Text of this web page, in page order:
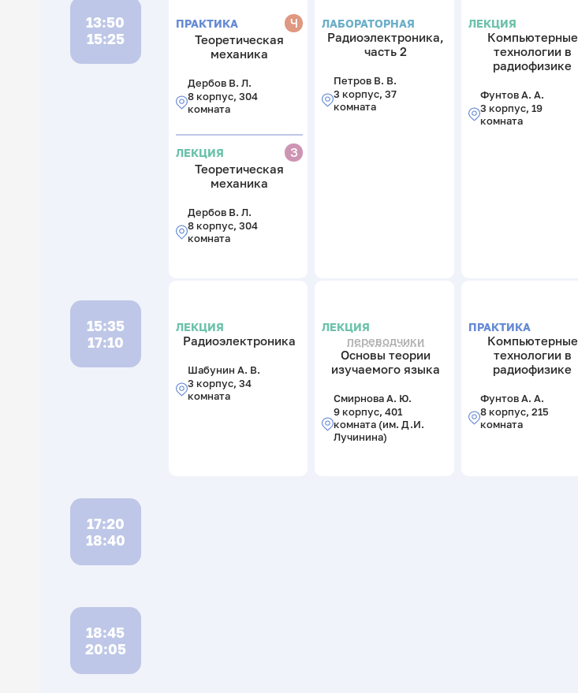
13:50
15:25
ПРАКТИКА
Ч
Теоретическая
механика
Дербов В. Л.
8 корпус, 304
комната
ЛЕКЦИЯ
З
Теоретическая
механика
Дербов В. Л.
8 корпус, 304
комната
ЛАБОРАТОРНАЯ
Радиоэлектроника,
часть 2
Петров В. В.
3 корпус, 37
комната
ЛЕКЦИЯ
Компьютерные
технологии в
радиофизике
Фунтов А. А.
3 корпус, 19
комната
15:35
17:10
ЛЕКЦИЯ
Радиоэлектроника
Шабунин А. В.
3 корпус, 34
комната
ЛЕКЦИЯ
переводчики
Основы теории
изучаемого языка
Смирнова А. Ю.
9 корпус, 401
комната (им. Д.И.
Лучинина)
ПРАКТИКА
Компьютерные
технологии в
радиофизике
Фунтов А. А.
8 корпус, 215
комната
17:20
18:40
18:45
20:05